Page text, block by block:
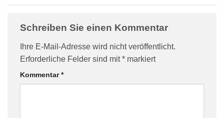
Schreiben Sie einen Kommentar
Ihre E-Mail-Adresse wird nicht veröffentlicht.
Erforderliche Felder sind mit* markiert
Kommentar*